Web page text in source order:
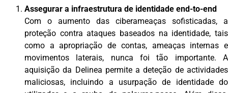
Assegurar a infraestrutura de identidade end-to-end
Com o aumento das ciberameaças sofisticadas, a
proteção contra ataques baseados na identidade, tais
como a apropriação de contas, ameaças internas e
movimentos laterais, nunca foi tão importante. A
aquisição da Delinea permite a deteção de actividades
maliciosas, incluindo a usurpação de identidade do